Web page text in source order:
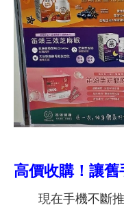
高價收購！讓
現在手機不斷推